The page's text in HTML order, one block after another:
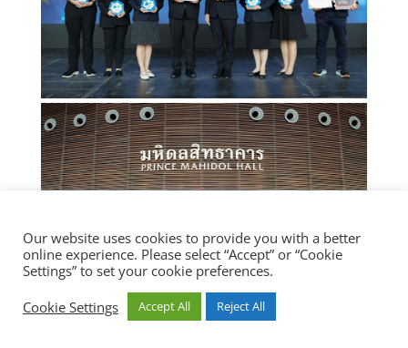
Our website uses cookies to provide you with a better
online experience. Please select “Accept” or “Cookie
Settings” to set your cookie preferences.
Cookie Settings
Accept All Reject All